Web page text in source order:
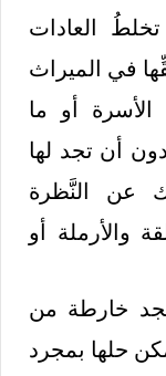
العادات
في الميراث
أو ما
أن تجد لها
عن النَّظرة
والأرملة أو
يجد خارطة من
حلها بمجرد